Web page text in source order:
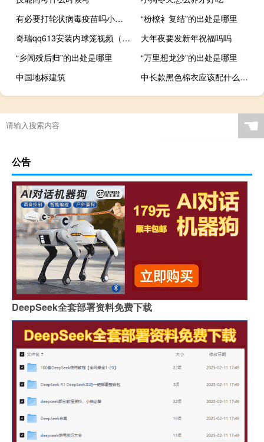
有必要打轮状病毒疫苗吗小孩（有必要打轮状病毒疫苗吗）
“枌橑衤复结”的出处是哪里
奇瑞qq613安装内球笼视频（奇瑞qq613）
大年夜要发新年祝福吗吗
“乡闾殁后归”的出处是哪里
“万里想龙沙”的出处是哪里
中国地标建筑
中长款黑色棉衣应该配什么鞋子
☚
公告
DeepSeek全套部署资料免费下载